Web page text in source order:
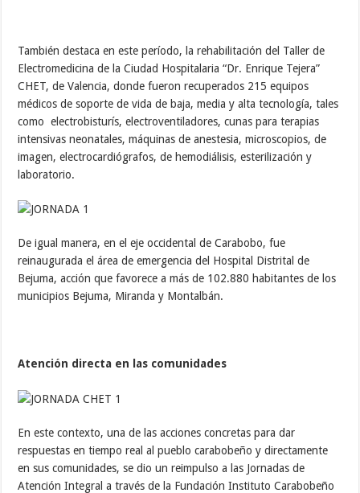
También destaca en este período, la rehabilitación del Taller de
Electromedicina de la Ciudad Hospitalaria “Dr. Enrique Tejera”
CHET, de Valencia, donde fueron recuperados 215 equipos
médicos de soporte de vida de baja, media y alta tecnología, tales
como electrobisturís, electroventiladores, cunas para terapias
intensivas neonatales, máquinas de anestesia, microscopios, de
imagen, electrocardiógrafos, de hemodiálisis, esterilización y
laboratorio.
De igual manera, en el eje occidental de Carabobo, fue
reinaugurada el área de emergencia del Hospital Distrital de
Bejuma, acción que favorece a más de 102.880 habitantes de los
municipios Bejuma, Miranda y Montalbán.
Atención directa en las comunidades
En este contexto, una de las acciones concretas para dar
respuestas en tiempo real al pueblo carabobeño y directamente
en sus comunidades, se dio un reimpulso a las Jornadas de
Atención Integral a través de la Fundación Instituto Carabobeño